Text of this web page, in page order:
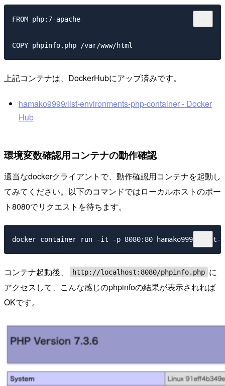
FROM php:7-apache
上記コンテナは、DockerHubにアップ済みです。
hamako9999/list-environments-php-container - Docker
Hub
環境変数確認用コンテナの動作確認
適当なdockerクライアントで、動作確認用コンテナを起動し
てみてください。以下のコマンドではローカルホストのポー
ト8080でリクエストを待ちます。
コンテナ起動後、 http://localhost:8080/phpinfo.php に
アクセスして、こんな感じのphpinfoの結果が表示されれば
OKです。